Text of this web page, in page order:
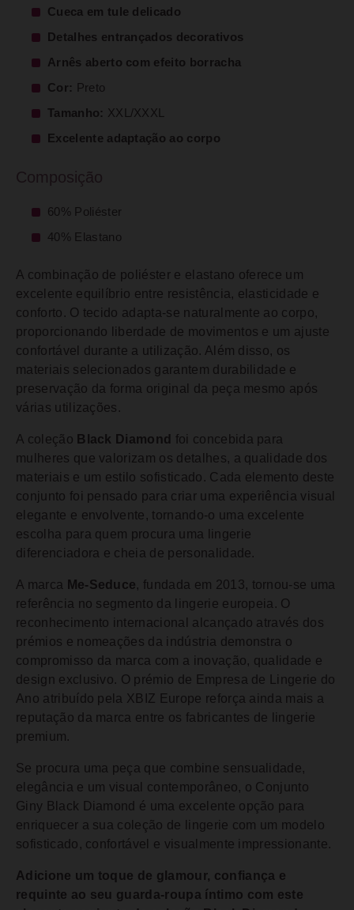
Cueca em tule delicado
Detalhes entrançados decorativos
Arnês aberto com efeito borracha
Cor:
Preto
Tamanho: XXL/XXXL
Excelente adaptação ao corpo
Composição
60% Poliéster
40% Elastano
A combinação de poliéster e elastano oferece um
excelente equilíbrio entre resistência, elasticidade e
conforto. O tecido adapta-se naturalmente ao corpo,
proporcionando liberdade de movimentos e um ajuste
confortável durante a utilização. Além disso, os
materiais selecionados garantem durabilidade e
preservação da forma original da peça mesmo após
várias utilizações.
A coleção Black Diamond
foi concebida para
mulheres que valorizam os detalhes, a qualidade dos
materiais e um estilo sofisticado. Cada elemento deste
conjunto foi pensado para criar uma experiência visual
elegante e envolvente, tornando-o uma excelente
escolha para quem procura uma lingerie
diferenciadora e cheia de personalidade.
A marca Me-Seduce, fundada em 2013, tornou-se uma
referência no segmento da lingerie europeia. O
reconhecimento internacional alcançado através dos
prémios e nomeações da indústria demonstra o
compromisso da marca com a inovação, qualidade e
design exclusivo. O prémio de Empresa de Lingerie do
Ano atribuído pela XBIZ Europe reforça ainda mais a
reputação da marca entre os fabricantes de lingerie
premium.
Se procura uma peça que combine sensualidade,
elegância e um visual contemporâneo, o Conjunto
Giny Black Diamond é uma excelente opção para
enriquecer a sua coleção de lingerie com um modelo
sofisticado, confortável e visualmente impressionante.
Adicione um toque de glamour, confiança e
requinte ao seu guarda-roupa íntimo com este